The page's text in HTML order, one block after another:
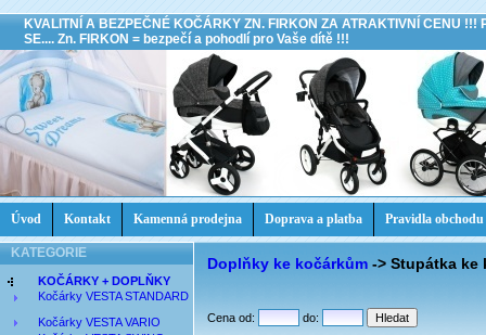
KVALITNÍ A BEZPEČNÉ KOČÁRKY ZN. FIRKON ZA ATRAKTIVNÍ CENU !!!
SE.... Zn. FIRKON = bezpečí a pohodlí pro Vaše dítě !!!
Úvod Kontakt Kamenná prodejna Doprava a platba Pravidla obchodu
KATEGORIE
KOČÁRKY + DOPLŇKY
Kočárky VESTA STANDARD
Kočárky VESTA VARIO
Doplňky ke kočárkům -> Stupátka ke
Cena od: do: